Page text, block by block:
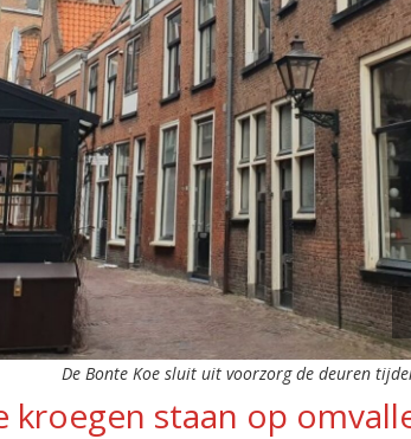
De Bonte Koe sluit uit voorzorg de deuren
kroegen staan op